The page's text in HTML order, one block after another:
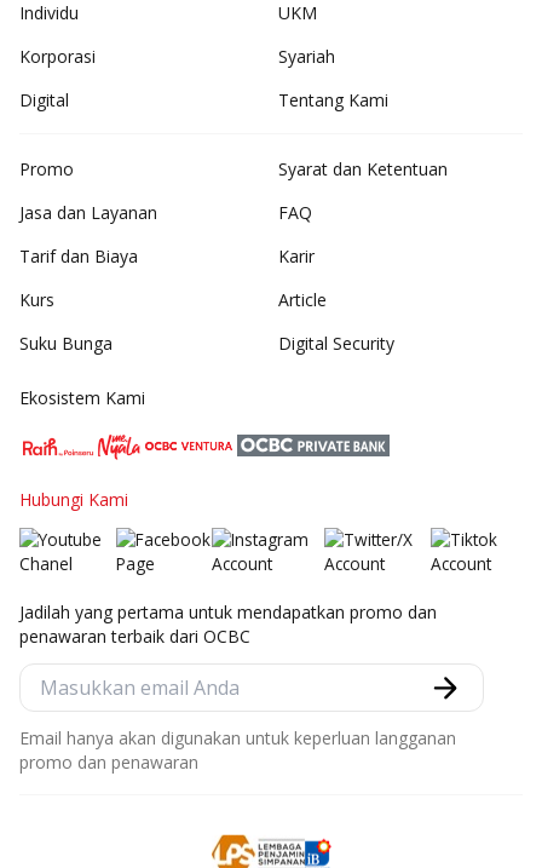
Individu
UKM
Korporasi
Syariah
Digital
Tentang Kami
Promo
Jasa dan Layanan
Tarif dan Biaya
Kurs
Suku Bunga
Syarat dan Ketentuan
FAQ
Karir
Article
Digital Security
Ekosistem Kami
Hubungi Kami
Jadilah yang pertama untuk mendapatkan promo dan
penawaran terbaik dari OCBC
Email hanya akan digunakan untuk keperluan langganan
promo dan penawaran